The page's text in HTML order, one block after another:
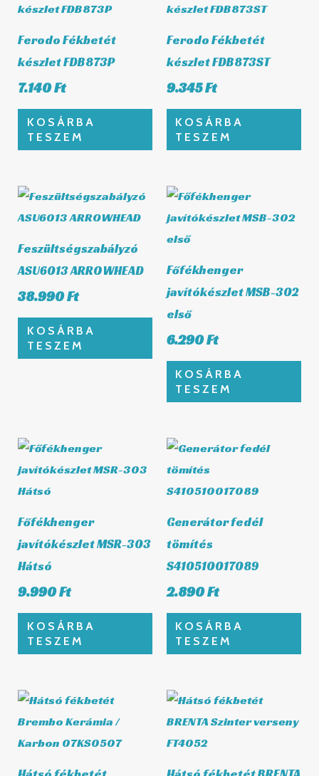
Ferodo Fékbetét
készlet FDB873P
7.140Ft
KOSÁRBA
TESZEM
Ferodo Fékbetét
készlet FDB873ST
9.345Ft
KOSÁRBA
TESZEM
Feszültségszabályzó
ASU6013 ARROWHEAD
38.990Ft
KOSÁRBA
TESZEM
Főfékhenger
javítókészlet MSB-302
első
6.290Ft
KOSÁRBA
TESZEM
Főfékhenger
javítókészlet MSR-303
Hátsó
9.990Ft
KOSÁRBA
TESZEM
Generátor fedél
tömítés
S410510017089
2.890Ft
KOSÁRBA
TESZEM